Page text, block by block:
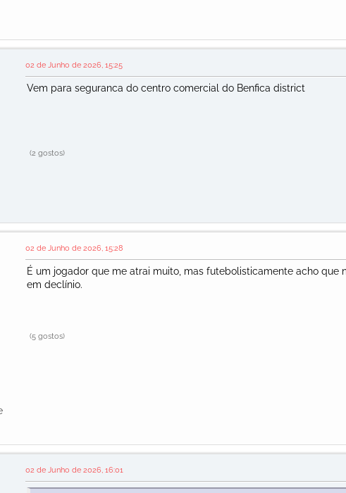
02 de Junho de 2026, 15:25
Vem para seguranca do centro comercial do Benfica district
(2 gostos)
02 de Junho de 2026, 15:28
É um jogador que me atrai muito, mas futebolisticamente acho que
em declínio.
(5 gostos)
02 de Junho de 2026, 16:01